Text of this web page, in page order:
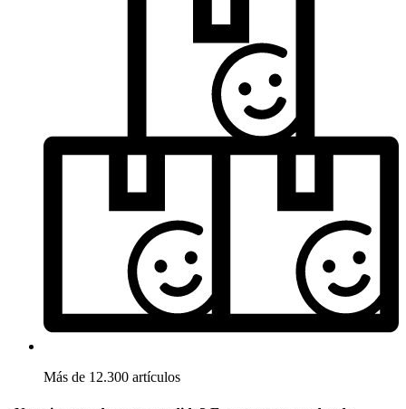
Más de 12.300 artículos